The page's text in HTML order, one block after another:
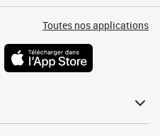
Toutes nos applications